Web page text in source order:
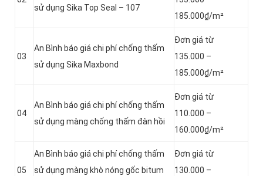
sử dụng Sika Top Seal – 107
185.000₫/m²
03
An Bình báo giá chi phí chống thấm
sử dụng Sika Maxbond
Đơn giá từ
135.000 –
185.000₫/m²
04
An Bình báo giá chi phí chống thấm
sử dụng màng chống thấm đàn hồi
Đơn giá từ
110.000 –
160.000₫/m²
05
An Bình báo giá chi phí chống thấm
sử dụng màng khò nóng gốc bitum
Đơn giá từ
130.000 –